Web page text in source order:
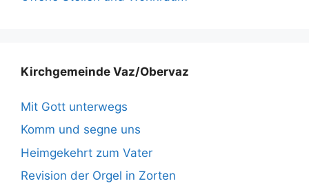
Kirchgemeinde Vaz/Obervaz
Mit Gott unterwegs
Komm und segne uns
Heimgekehrt zum Vater
Revision der Orgel in Zorten